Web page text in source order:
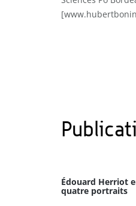
Édouard Herriot
quatre portraits